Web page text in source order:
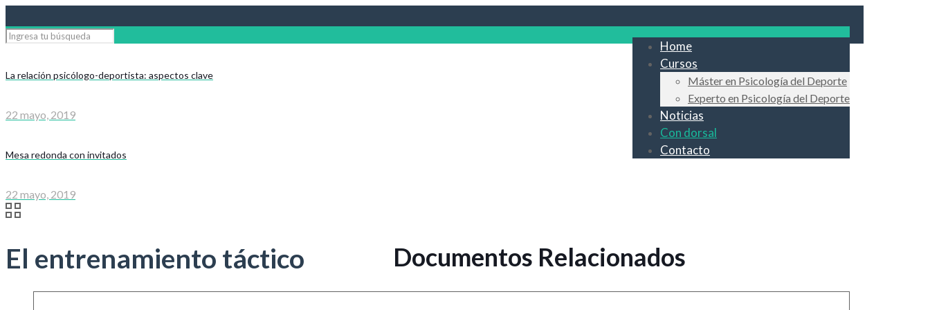
Home
Cursos
Máster en Psicología del Deporte
Experto en Psicología del Deporte
Noticias
Con dorsal
Contacto
La relación psicólogo-deportista: aspectos clave
22 mayo, 2019
Mesa redonda con invitados
22 mayo, 2019
El entrenamiento táctico Documentos Relacionados